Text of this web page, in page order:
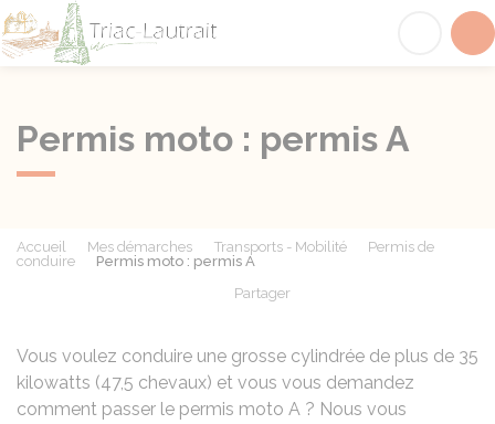
Permis moto : permis A
Accueil Mes démarches Transports - Mobilité
Permis de
conduire
Permis moto : permis A
Partager
Vous voulez conduire une grosse cylindrée de plus de 35
kilowatts (47,5 chevaux) et vous vous demandez
comment passer le permis moto A ? Nous vous